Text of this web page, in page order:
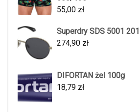
55,00 zł
Superdry SDS 5001 201
274,90 zł
DIFORTAN żel 100g
18,79 zł